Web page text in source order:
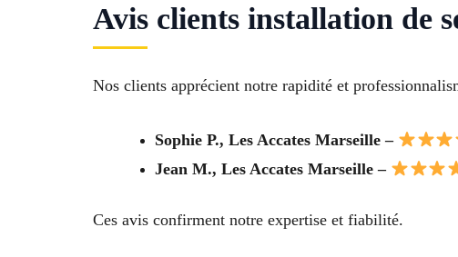
Avis clients installation de
Nos clients apprécient notre rapidité et
Sophie P., Les Accates Marseille –
Jean M., Les Accates Marseille –
Ces avis confirment notre expertise et fiabilité.